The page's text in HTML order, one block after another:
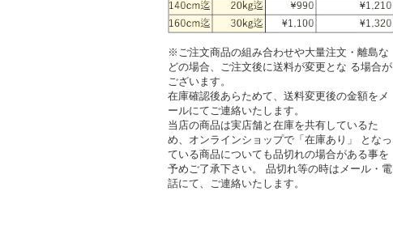
※ご注文商品の組み合わせや大量注文・離島な
どの場合、ご注文後に送料が変更とな る場合が
ございます。
在庫確認後あらためて、送料変更後の金額をメ
ールにてご連絡いたします。
当店の商品は実店舗と在庫を共有しているた
め、オンラインショップで「在庫あり」 となっ
ている商品についても品切れの場合がある事を
予めご了承下さい。 品切れ等の時はメール・電
話にて、ご連絡いたします。